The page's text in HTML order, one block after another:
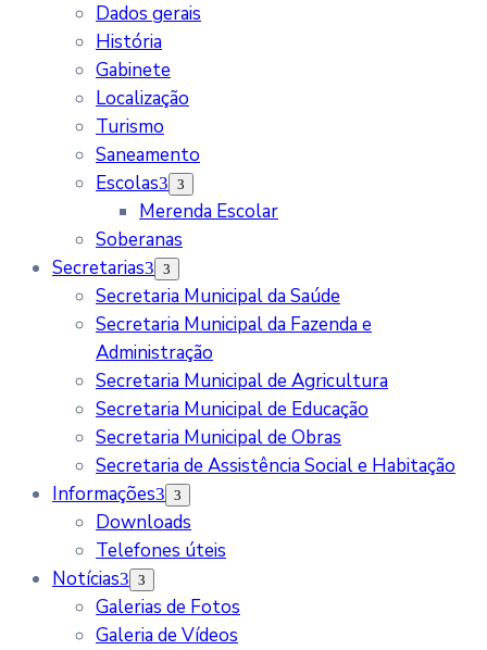
Dados gerais
História
Gabinete
Localização
Turismo
Saneamento
Escolas
Merenda Escolar
Soberanas
Secretarias
Secretaria Municipal da Saúde
Secretaria Municipal da Fazenda e
Administração
Secretaria Municipal de Agricultura
Secretaria Municipal de Educação
Secretaria Municipal de Obras
Secretaria de Assistência Social e Habitação
Informações
Downloads
Telefones úteis
Notícias
Galerias de Fotos
Galeria de Vídeos